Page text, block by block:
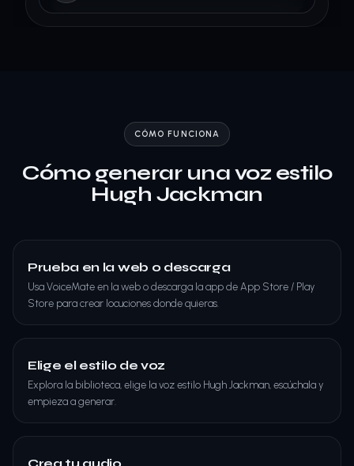
CÓMO FUNCIONA
Cómo generar una voz estilo
Hugh Jackman
Prueba en la web o descarga
Usa VoiceMate en la web o descarga la app de App Store / Play
Store para crear locuciones donde quieras.
Elige el estilo de voz
Explora la biblioteca, elige la voz estilo Hugh Jackman, escúchala y
empieza a generar.
Crea tu audio